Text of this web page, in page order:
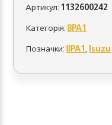
Артикул:1132600242
Категорія:8PA1
Позначки:8PA1,Isuzu